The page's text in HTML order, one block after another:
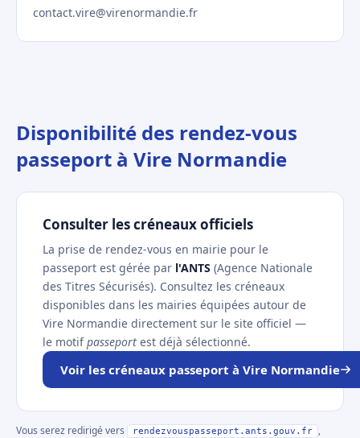
contact.vire@virenormandie.fr
Disponibilité des rendez-vous
passeport à Vire Normandie
Consulter les créneaux officiels
La prise de rendez-vous en mairie pour le
passeport est gérée par l'ANTS (Agence Nationale
des Titres Sécurisés). Consultez les créneaux
disponibles dans les mairies équipées autour de
Vire Normandie directement sur le site officiel —
le motifpasseport est déjà sélectionné.
Voir les créneaux passeport à Vire Normandie
Vous serez redirigé vers rendezvouspasseport.ants.gouv.fr
,